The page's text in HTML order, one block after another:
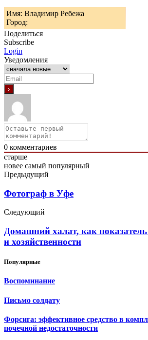
Имя: Владимир Ребежа
Город:
Поделиться
Subscribe
Login
Уведомления
0 комментариев
старше
новее самый популярный
Предыдущий
Фотограф в Уфе
Следующий
Домашний халат, как показатель
и хозяйственности
Популярные
Воспоминание
Письмо солдату
Форсига: эффективное средство в
почечной недостаточности